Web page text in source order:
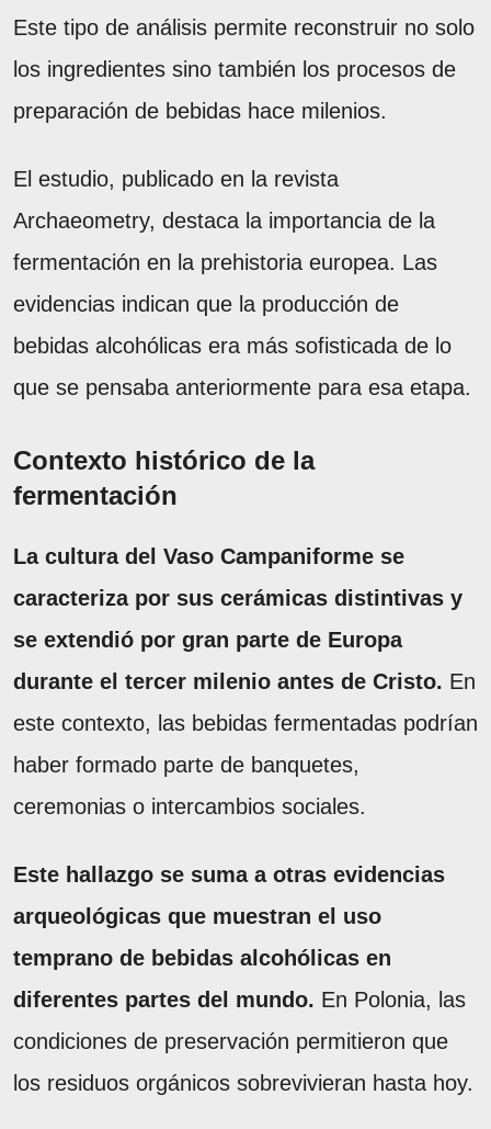
Este tipo de análisis permite reconstruir no solo
los ingredientes sino también los procesos de
preparación de bebidas hace milenios.
El estudio, publicado en la revista
Archaeometry, destaca la importancia de la
fermentación en la prehistoria europea. Las
evidencias indican que la producción de
bebidas alcohólicas era más sofisticada de lo
que se pensaba anteriormente para esa etapa.
Contexto histórico de la
fermentación
La cultura del Vaso Campaniforme se
caracteriza por sus cerámicas distintivas y
se extendió por gran parte de Europa
durante el tercer milenio antes de Cristo. En
este contexto, las bebidas fermentadas podrían
haber formado parte de banquetes,
ceremonias o intercambios sociales.
Este hallazgo se suma a otras evidencias
arqueológicas que muestran el uso
temprano de bebidas alcohólicas en
diferentes partes del mundo. En Polonia, las
condiciones de preservación permitieron que
los residuos orgánicos sobrevivieran hasta hoy.